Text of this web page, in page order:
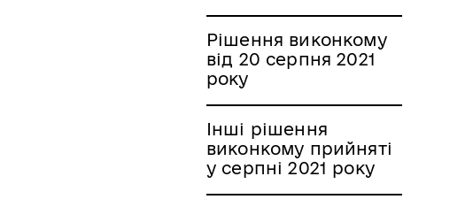
Рішення виконкому
від 20 серпня 2021
року
Інші рішення
виконкому прийняті
у серпні 2021 року